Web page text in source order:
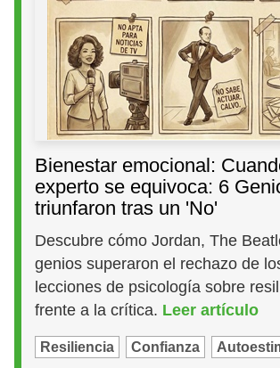
Bienestar emocional:
experto se equivoca: 6
triunfaron tras un 'No'
Descubre cómo Jordan, The
genios superaron el rechazo de
lecciones de psicología sobre
frente a la crítica. Leer artículo
Resiliencia Confianza